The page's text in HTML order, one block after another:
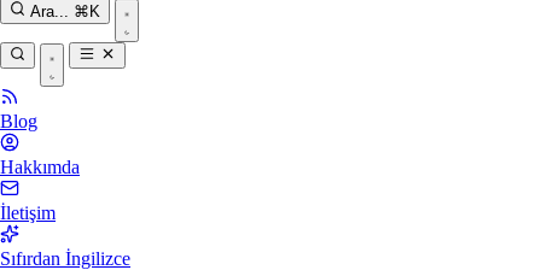
Ara... ⌘K
Blog
Hakkımda
İletişim
Sıfırdan İngilizce